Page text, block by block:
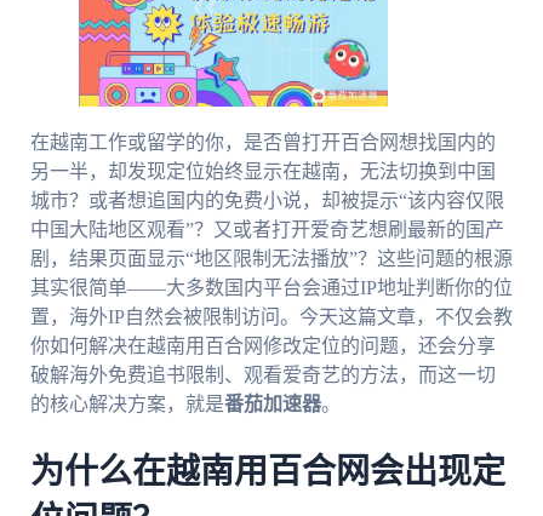
在越南工作或留学的你，是否曾打开百合网想找国内的
另一半，却发现定位始终显示在越南，无法切换到中国
城市？或者想追国内的免费小说，却被提示“该内容仅限
中国大陆地区观看”？又或者打开爱奇艺想刷最新的国产
剧，结果页面显示“地区限制无法播放”？这些问题的根源
其实很简单——大多数国内平台会通过IP地址判断你的位
置，海外IP自然会被限制访问。今天这篇文章，不仅会教
你如何解决在越南用百合网修改定位的问题，还会分享
破解海外免费追书限制、观看爱奇艺的方法，而这一切
的核心解决方案，就是番茄加速器。
为什么在越南用百合网会出现定